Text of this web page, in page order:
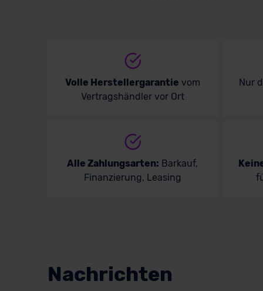
Volle Herstellergarantie vom
Vertragshändler vor Ort
Nur
Alle Zahlungsarten: Barkauf,
Finanzierung, Leasing
Nachrichten